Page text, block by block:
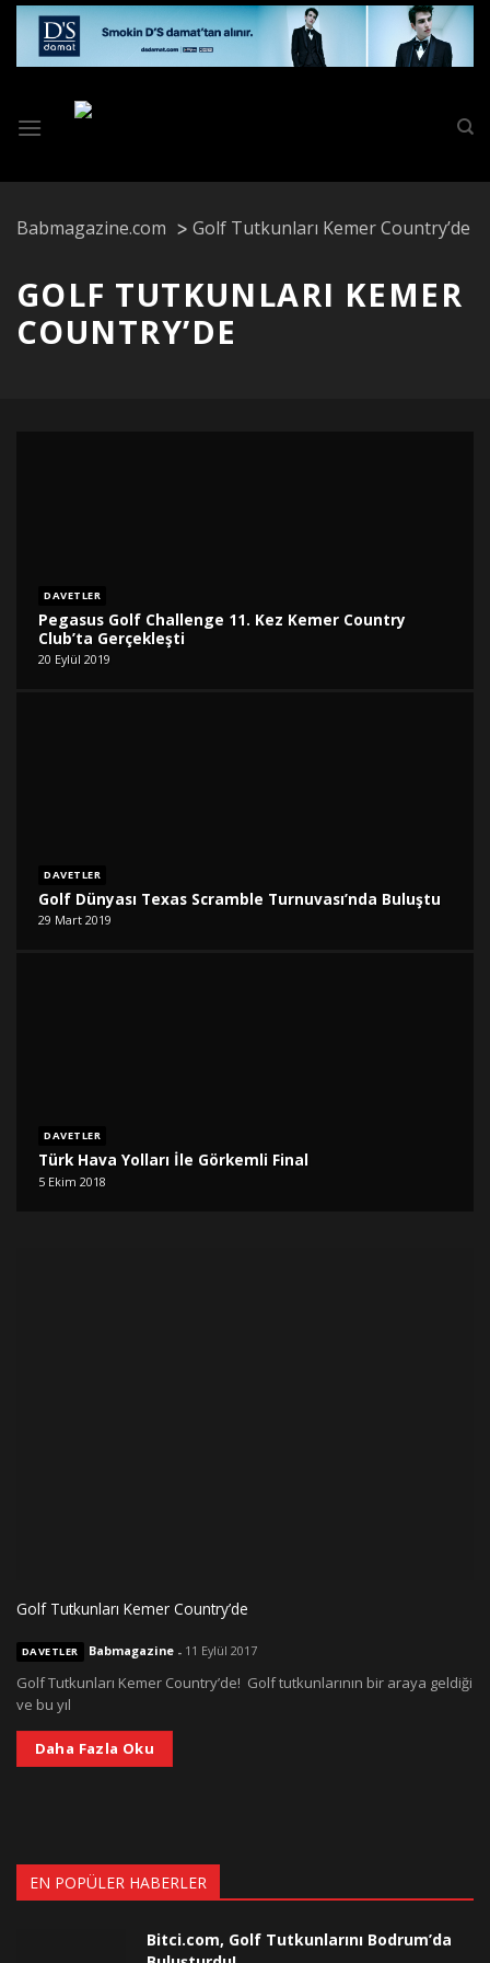
Skip
content
Babmagazine.com Golf Tutkunları Kemer Country’de
GOLF TUTKUNLARI KEMER
COUNTRY’DE
DAVETLER
Pegasus Golf Challenge 11. Kez Kemer Country
Club’ta Gerçekleşti
20 Eylül 2019
DAVETLER
Golf Dünyası Texas Scramble Turnuvası’nda Buluştu
29 Mart 2019
DAVETLER
Türk Hava Yolları İle Görkemli Final
5 Ekim 2018
Golf Tutkunları Kemer Country’de
DAVETLER Babmagazine- 11 Eylül 2017
Golf Tutkunları Kemer Country’de! Golf tutkunlarının bir araya geldiği
ve bu yıl
Daha Fazla Oku
EN POPÜLER HABERLER
Bitci.com, Golf Tutkunlarını Bodrum’da